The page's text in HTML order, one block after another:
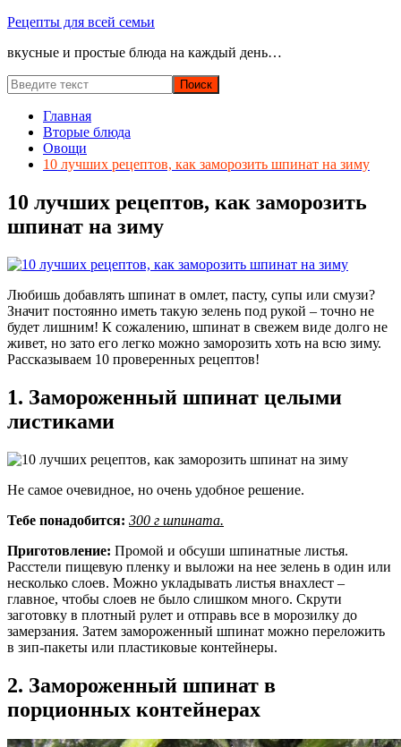
Перейти
содержимому
Рецепты для всей семьи
вкусные и простые блюда на каждый день…
Главная
Вторые блюда
Овощи
10 лучших рецептов, как заморозить шпинат на зиму
10 лучших рецептов, как заморозить
шпинат на зиму
Любишь добавлять шпинат в омлет, пасту, супы или смузи?
Значит постоянно иметь такую зелень под рукой – точно не
будет лишним! К сожалению, шпинат в свежем виде долго не
живет, но зато его легко можно заморозить хоть на всю зиму.
Рассказываем 10 проверенных рецептов!
1. Замороженный шпинат целыми
листиками
Не самое очевидное, но очень удобное решение.
Тебе понадобится: 300 г шпината.
Приготовление: Промой и обсуши шпинатные листья.
Расстели пищевую пленку и выложи на нее зелень в один или
несколько слоев. Можно укладывать листья внахлест –
главное, чтобы слоев не было слишком много. Скрути
заготовку в плотный рулет и отправь все в морозилку до
замерзания. Затем замороженный шпинат можно переложить
в зип-пакеты или пластиковые контейнеры.
2. Замороженный шпинат в
порционных контейнерах